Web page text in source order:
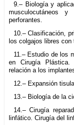
9.– Biología y
musculocutáneos
perforantes.
10.– Clasificación,
los colgajos libres
11.– Estudio de los
en Cirugía Plástica.
relación a los
12.– Expansión
13.– Biología de la
14.– Cirugía
linfático. Cirugía del